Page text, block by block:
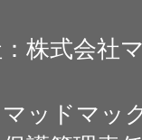
株式会社
ッドマッ